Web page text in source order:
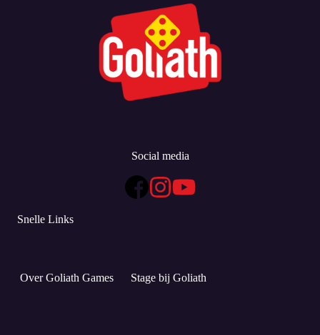
Social media
Snelle Links
Over Goliath Games Stage bij Goliath